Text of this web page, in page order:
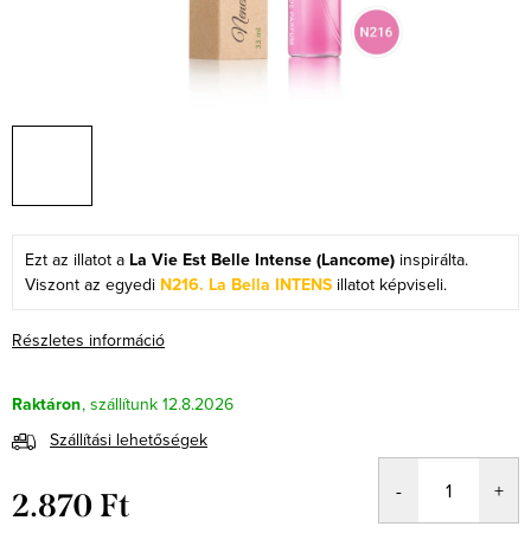
Részletes információ
Raktáron
12.8.2026
Szállítási lehetőségek
2.870 Ft
Ezt az illatot a La Vie Est Belle Intense (Lancome) inspirálta.
Viszont az egyedi N216. La Bella INTENS illatot képviseli.